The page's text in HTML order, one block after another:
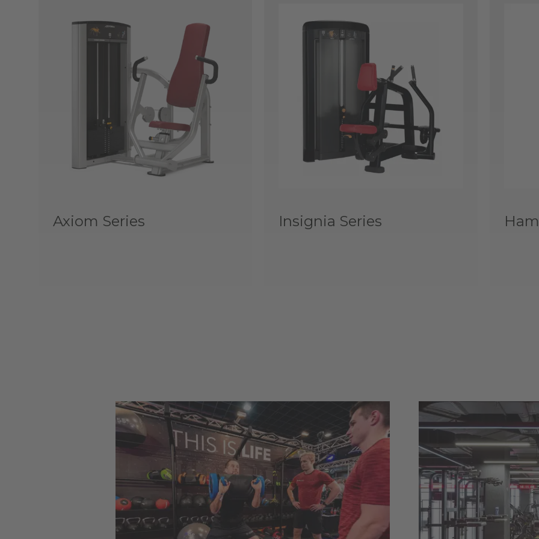
Axiom Series Insignia Series